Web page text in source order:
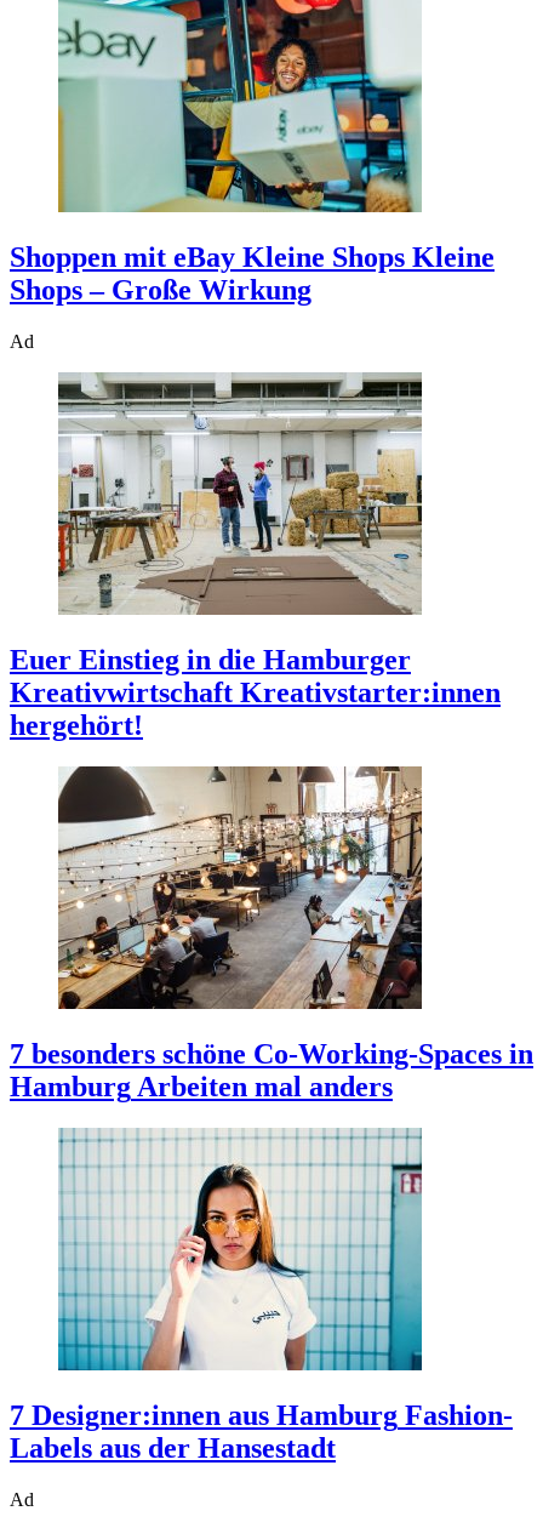
Shoppen mit eBay Kleine Shops Kleine
Shops – Große Wirkung
Ad
Euer Einstieg in die Hamburger
Kreativwirtschaft Kreativstarter:innen
hergehört!
7 besonders schöne Co-Working-Spaces in
Hamburg Arbeiten mal anders
7 Designer:innen aus Hamburg Fashion-
Labels aus der Hansestadt
Ad